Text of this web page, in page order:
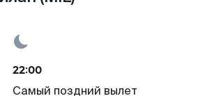
22:00
Самый поздний вылет